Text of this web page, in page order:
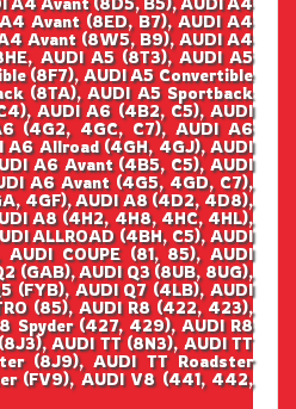
Avant (8ED, B7), AUDI A4
Avant (8W5, B9), AUDI A4
AUDI A5 (8T3), AUDI A5
(8F7), AUDI A5 Convertible
(8TA), AUDI A5 Sportback
AUDI A6 (4B2, C5), AUDI
(4G2, 4GC, C7), AUDI A6
A6 Allroad (4GH, 4GJ), AUDI
A6 Avant (4B5, C5), AUDI
A6 Avant (4G5, 4GD, C7),
4GF), AUDI A8 (4D2, 4D8),
A8 (4H2, 4H8, 4HC, 4HL),
ALLROAD (4BH, C5), AUDI
AUDI COUPE (81, 85), AUDI
(GAB), AUDI Q3 (8UB, 8UG),
(FYB), AUDI Q7 (4LB), AUDI
(85), AUDI R8 (422, 423),
Spyder (427, 429), AUDI R8
AUDI TT (8N3), AUDI TT
(8J9), AUDI TT Roadster
(FV9), AUDI V8 (441, 442,